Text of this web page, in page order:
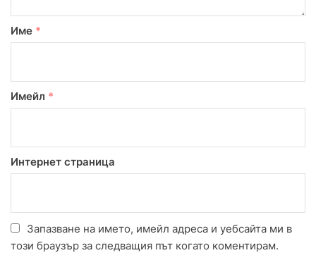
Име *
Имейл *
Интернет страница
Запазване на името, имейл адреса и уебсайта ми в
този браузър за следващия път когато коментирам.